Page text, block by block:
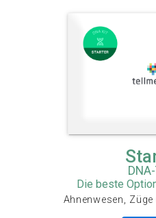
Die beste
Ahnenwesen,